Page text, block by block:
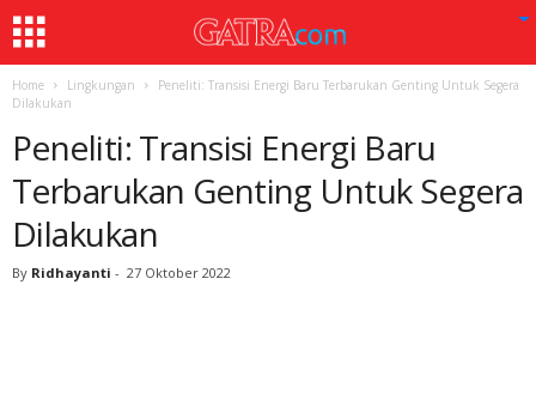
Home Lingkungan
Peneliti: Transisi Energi Baru Terbarukan Genting Untuk Segera
Dilakukan
Peneliti: Transisi Energi Baru
Terbarukan Genting Untuk Segera
Dilakukan
By Ridhayanti - 27 Oktober 2022